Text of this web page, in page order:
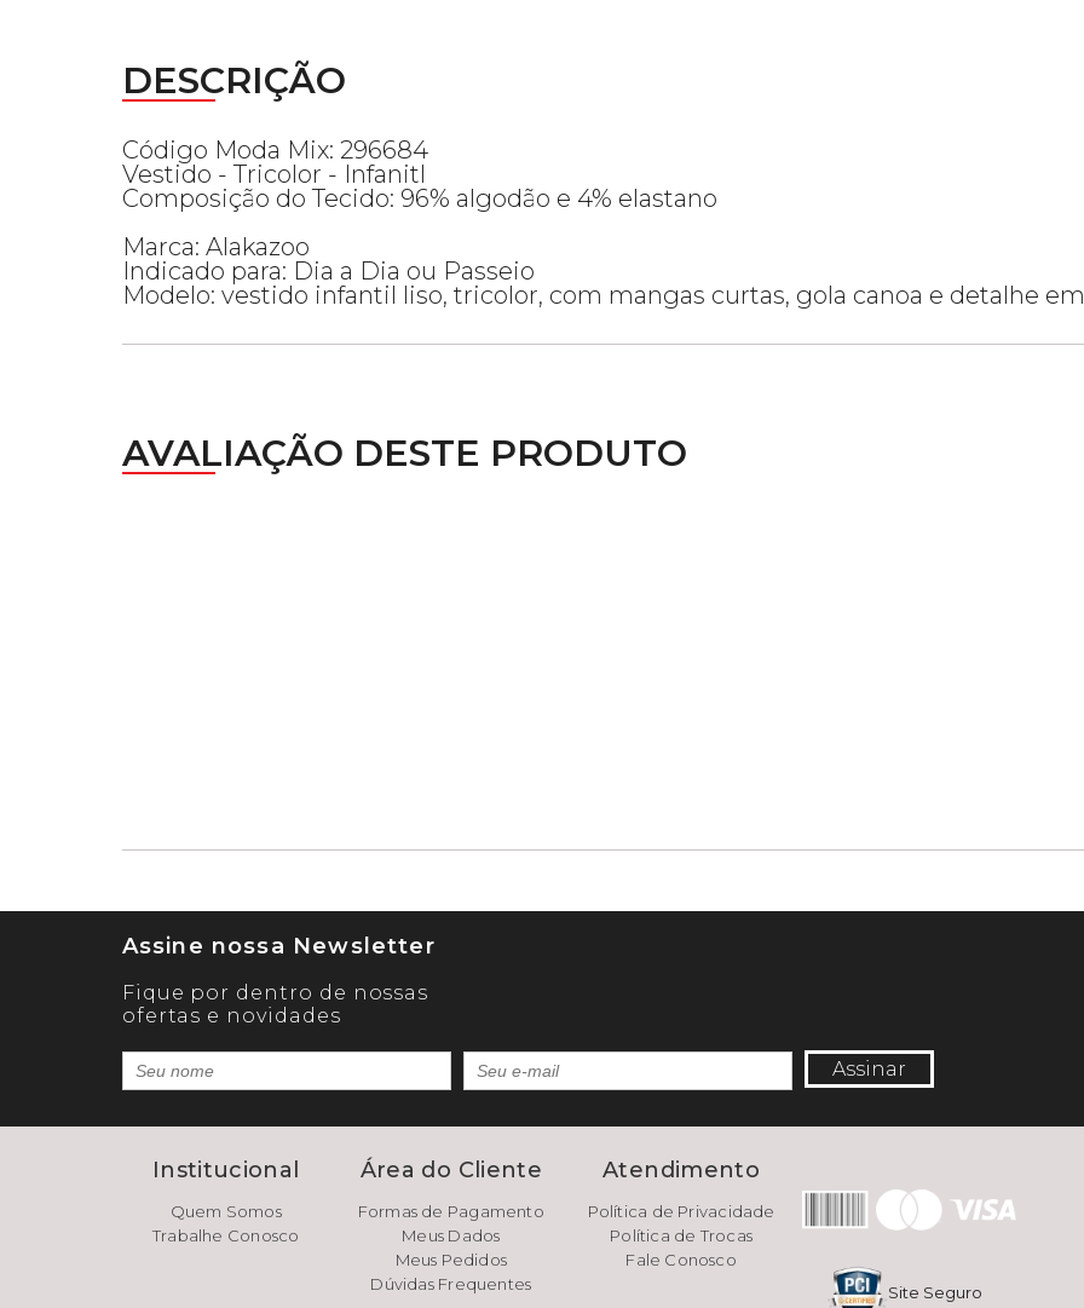
DESCRIÇÃO
Código Moda Mix: 296684
Vestido - Tricolor - Infanitl
Composição do Tecido: 96% algodão e 4% elastano
Marca: Alakazoo
Indicado para: Dia a Dia ou Passeio
Modelo: vestido infantil liso, tricolor, com mangas curtas, gola canoa e detalhe
AVALIAÇÃO DESTE PRODUTO
Assine nossa Newsletter
Fique por dentro de nossas
ofertas e novidades
Assinar
Institucional
Quem Somos
Trabalhe Conosco
Área do Cliente
Formas de Pagamento
Meus Dados
Meus Pedidos
Dúvidas Frequentes
Atendimento
Política de Privacidade
Política de Trocas
Fale Conosco
Site Seguro